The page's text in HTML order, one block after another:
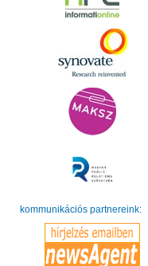
kommunikációs partnereink: